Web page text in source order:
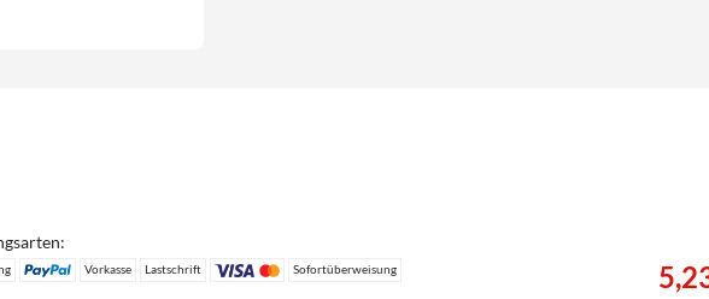
Vorkasse Lastschrift Sofortüberweisung